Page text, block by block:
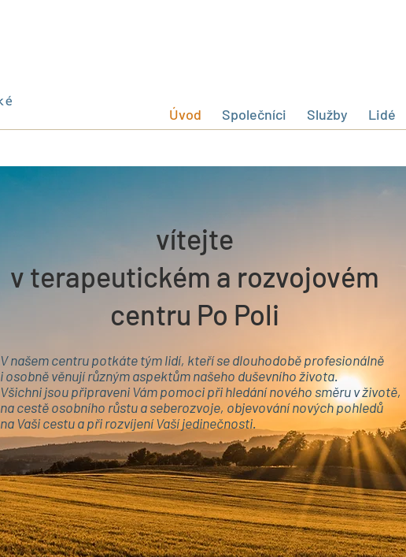
Úvod Společníci Služby Lidé
vítejte
v terapeutickém a rozvojovém
centru Po Poli
V našem centru potkáte tým lidí, kteří se dlouhodobě profesionálně
i osobně věnují různým aspektům našeho duševního života.
Všichni jsou připraveni Vám pomoci při hledání nového směru v životě,
na cestě osobního růstu a seberozvoje, objevování nových pohledů
na Vaši cestu a při rozvíjení Vaší jedinečnosti.